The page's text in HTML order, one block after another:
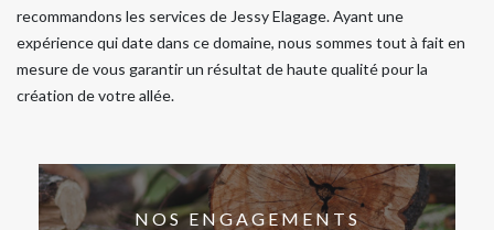
recommandons les services de Jessy Elagage. Ayant une
expérience qui date dans ce domaine, nous sommes tout à fait en
mesure de vous garantir un résultat de haute qualité pour la
création de votre allée.
NOS ENGAGEMENTS